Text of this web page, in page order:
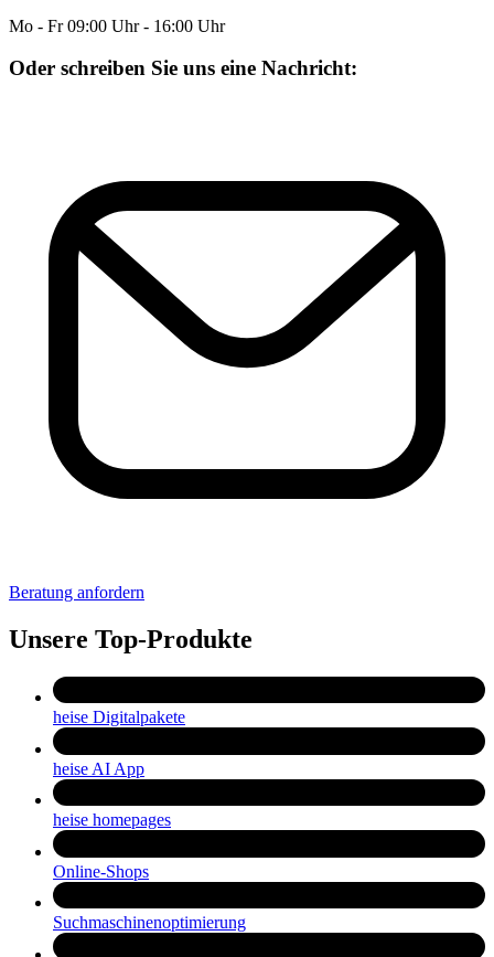
Mo - Fr 09:00 Uhr - 16:00 Uhr
Oder schreiben Sie uns eine Nachricht:
Beratung anfordern
Unsere Top-Produkte
heise Digitalpakete
heise AI App
heise homepages
Online-Shops
Suchmaschinenoptimierung